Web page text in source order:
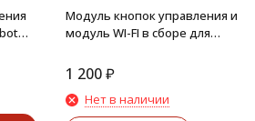
Модуль кнопок управления и
модуль WI-FI в сборе для
Essential SKV4136GL (Mijia G1)
MJSTG1
1 200₽
Нет в наличии